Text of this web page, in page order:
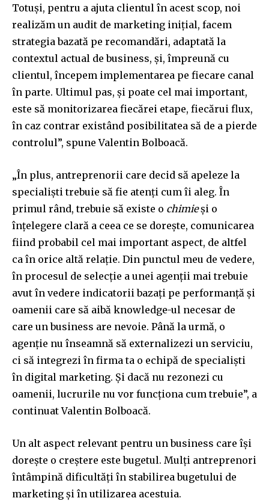
Totuși, pentru a ajuta clientul în acest scop, noi
realizăm un audit de marketing inițial, facem
strategia bazată pe recomandări, adaptată la
contextul actual de business, și, împreună cu
clientul, începem implementarea pe fiecare canal
în parte. Ultimul pas, și poate cel mai important,
este să monitorizarea fiecărei etape, fiecărui flux,
în caz contrar existând posibilitatea să de a pierde
controlul”, spune Valentin Bolboacă.
„În plus, antreprenorii care decid să apeleze la
specialiști trebuie să fie atenți cum îi aleg. În
primul rând, trebuie să existe o chimieși o
înțelegere clară a ceea ce se dorește, comunicarea
fiind probabil cel mai important aspect, de altfel
ca în orice altă relație. Din punctul meu de vedere,
în procesul de selecție a unei agenții mai trebuie
avut în vedere indicatorii bazați pe performanță și
oamenii care să aibă knowledge-ul necesar de
care un business are nevoie. Până la urmă, o
agenție nu înseamnă să externalizezi un serviciu,
ci să integrezi în firma ta o echipă de specialiști
în digital marketing. Și dacă nu rezonezi cu
oamenii, lucrurile nu vor funcționa cum trebuie”, a
continuat Valentin Bolboacă.
Un alt aspect relevant pentru un business care își
dorește o creștere este bugetul. Mulți antreprenori
întâmpină dificultăți în stabilirea bugetului de
marketing și în utilizarea acestuia.